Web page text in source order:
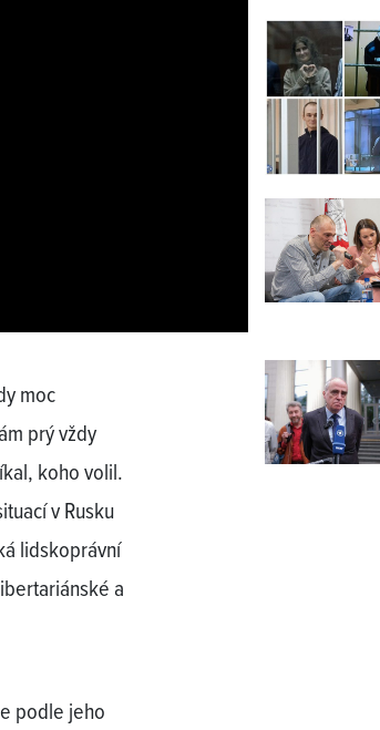
moc
prý vždy
koho volil.
v Rusku
lidskoprávní
a
podle jeho